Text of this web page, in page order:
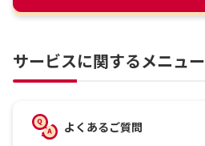
サービスに関するメニュー
よくあるご質問